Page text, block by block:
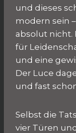
und dieses
modern sein
absolut nicht.
für
und eine
Der Luce
und fast
Selbst die
vier Türen